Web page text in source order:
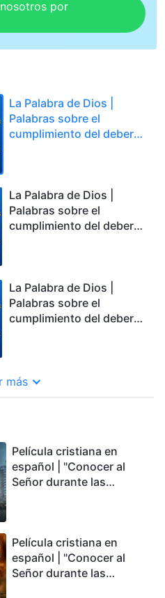
por
La Palabra de Dios |
Palabras sobre el
cumplimiento del deber
La Palabra de Dios |
Palabras sobre el
cumplimiento del deber
La Palabra de Dios |
Palabras sobre el
cumplimiento del deber
más
Película cristiana en
español | "Conocer al
Señor durante las
podemos sobrevivir?
Película cristiana en
español | "Conocer al
Señor durante las